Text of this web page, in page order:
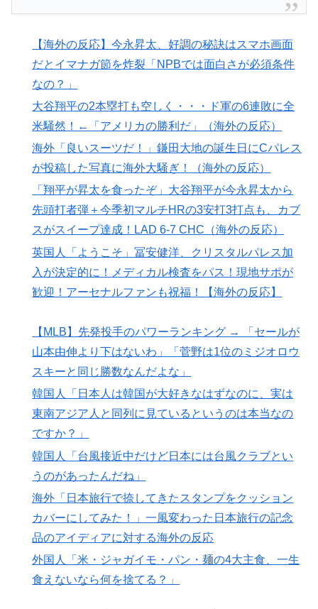
【海外の反応】今永昇太、好調の秘訣はスマホ画面
だとイマナガ節を炸裂「NPBでは面白さが必須条件
なの？」
大谷翔平の2本塁打も空しく・・・ド軍の6連敗に全
米騒然！←「アメリカの勝利だ」（海外の反応）
海外「良いスーツだ！」鎌田大地の誕生日にCパレス
が投稿した写真に海外大騒ぎ！（海外の反応）
「翔平が昇太を食ったぞ」大谷翔平が今永昇太から
先頭打者弾＋今季初マルチHRの3安打3打点も、カブ
スがスイープ達成！LAD 6-7 CHC（海外の反応）
英国人「ようこそ」冨安健洋、クリスタルパレス加
入が決定的に！メディカル検査をパス！現地サポが
歓迎！アーセナルファンも祝福！【海外の反応】
【MLB】先発投手のパワーランキング → 「セールが
山本由伸より下はないわ」「菅野は1位のミジオロウ
スキーと同じ勝数なんだよな」
韓国人「日本人は韓国が大好きなはずなのに、実は
東南アジア人と同列に見ているというのは本当なの
ですか？」
韓国人「台風接近中だけど日本には台風クラブとい
うのがあったんだね」
海外「日本旅行で捺してきたスタンプをクッション
カバーにしてみた！」一風変わった日本旅行の記念
品のアイディアに対する海外の反応
外国人「米・ジャガイモ・パン・麺の4大主食、一生
食えないなら何を捨てる？」